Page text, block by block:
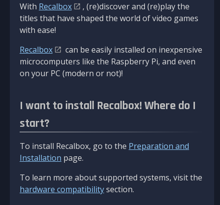
With Recalbox
, (re)discover and (re)play the
titles that have shaped the world of video games
with ease!
Recalbox
can be easily installed on inexpensive
microcomputers like the Raspberry Pi, and even
on your PC (modern or not)!
I want to install Recalbox! Where do I
start?
To install Recalbox, go to the Preparation and
Installation page.
To learn more about supported systems, visit the
hardware compatibilitysection.